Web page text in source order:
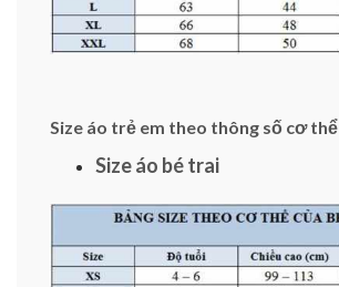
Size áo trẻ em theo thông số cơ thể
Size áo bé trai